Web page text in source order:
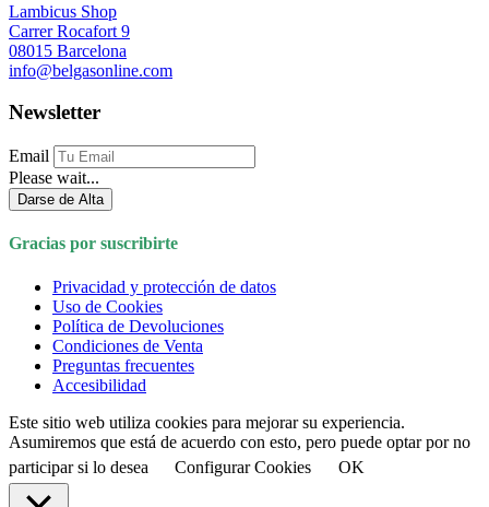
Lambicus Shop
Carrer Rocafort 9
08015 Barcelona
info@belgasonline.com
Newsletter
Email
Please wait...
Darse de Alta
Gracias por suscribirte
Privacidad y protección de datos
Uso de Cookies
Política de Devoluciones
Condiciones de Venta
Preguntas frecuentes
Accesibilidad
Este sitio web utiliza cookies para mejorar su experiencia.
Asumiremos que está de acuerdo con esto, pero puede optar por no
participar si lo desea
Configurar Cookies OK